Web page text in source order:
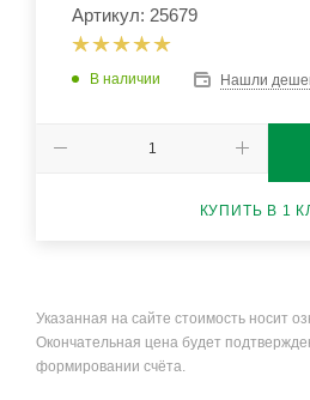
Артикул: 25679
В наличии Нашли
КУПИТЬ В 1
Указанная на сайте стоимость носит
Окончательная цена будет
формировании счёта.